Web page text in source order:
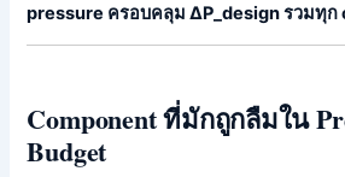
pressure ครอบคลุม ΔP_design รวมทุ
Component ที่มักถูกลืมใน
Budget